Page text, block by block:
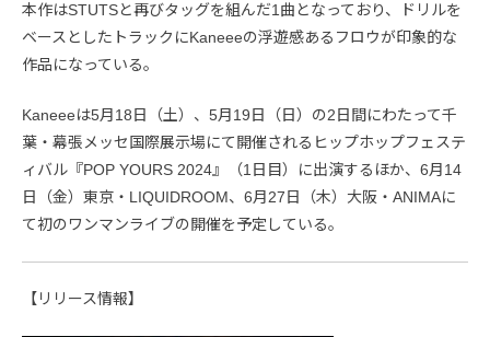
本作はSTUTSと再びタッグを組んだ1曲となっており、ドリルを
ベースとしたトラックにKaneeeの浮遊感あるフロウが印象的な
作品になっている。
Kaneeeは5月18日（土）、5月19日（日）の2日間にわたって千
葉・幕張メッセ国際展示場にて開催されるヒップホップフェステ
ィバル『POP YOURS 2024』（1日目）に出演するほか、6月14
日（金）東京・LIQUIDROOM、6月27日（木）大阪・ANIMAに
て初のワンマンライブの開催を予定している。
【リリース情報】